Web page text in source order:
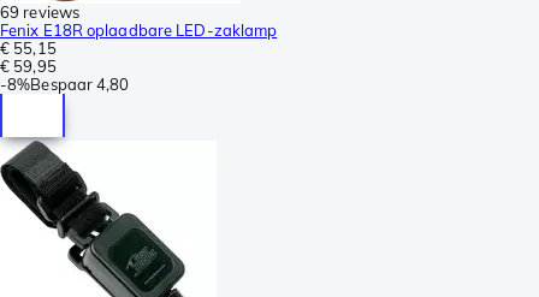
69 reviews
Fenix E18R oplaadbare LED-zaklamp
€ 55,15
€ 59,95
-8%Bespaar4,80